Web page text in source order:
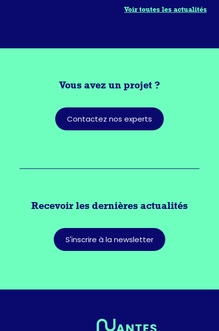
Voir toutes les actualités
Vous avez un projet ?
Contactez nos experts
Recevoir les dernières actualités
S'inscrire à la newsletter